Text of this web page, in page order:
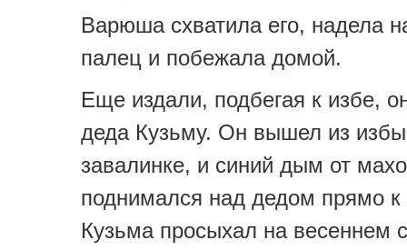
Варюша схватила его, надела
палец и побежала домой.
Еще издали, подбегая к избе,
деда Кузьму. Он вышел из
завалинке, и синий дым от
поднимался над дедом прямо к
Кузьма просыхал на весеннем